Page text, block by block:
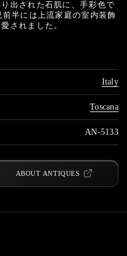
出された石肌に、手彩色で
半には上流家庭の室内装飾
されました。
Italy
Toscana
AN-5133
ABOUT ANTIQUES